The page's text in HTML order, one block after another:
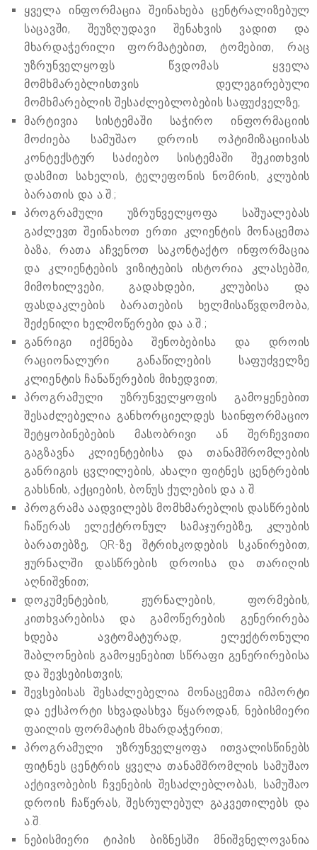
ყველა ინფორმაცია შეინახება ცენტრალიზებულ
საცავში, შეუზღუდავი შენახვის ვადით და
მხარდაჭერილი ფორმატებით, ტომებით, რაც
უზრუნველყოფს წვდომას ყველა
მომხმარებლისთვის დელეგირებული
მომხმარებლის შესაძლებლობების საფუძველზე;
მარტივია სისტემაში საჭირო ინფორმაციის
მოძიება სამუშაო დროის ოპტიმიზაციისას
კონტექსტურ საძიებო სისტემაში შეკითხვის
დასმით სახელის, ტელეფონის ნომრის, კლუბის
ბარათის და ა.შ.;
პროგრამული უზრუნველყოფა საშუალებას
გაძლევთ შეინახოთ ერთი კლიენტის მონაცემთა
ბაზა, რათა აჩვენოთ საკონტაქტო ინფორმაცია
და კლიენტების ვიზიტების ისტორია კლასებში,
მიმოხილვები, გადახდები, კლუბისა და
ფასდაკლების ბარათების ხელმისაწვდომობა,
შეძენილი ხელმოწერები და ა.შ.;
განრიგი იქმნება შენობებისა და დროის
რაციონალური განაწილების საფუძველზე
კლიენტის ჩანაწერების მიხედვით;
პროგრამული უზრუნველყოფის გამოყენებით
შესაძლებელია განხორციელდეს საინფორმაციო
შეტყობინებების მასობრივი ან შერჩევითი
გაგზავნა კლიენტებისა და თანამშრომლების
განრიგის ცვლილების, ახალი ფიტნეს ცენტრების
გახსნის, აქციების, ბონუს ქულების და ა.შ.
პროგრამა აადვილებს მომხმარებლის დასწრების
ჩაწერას ელექტრონულ სამაჯურებზე, კლუბის
ბარათებზე, QR-ზე შტრიხკოდების სკანირებით,
ჟურნალში დასწრების დროისა და თარიღის
აღნიშვნით;
დოკუმენტების, ჟურნალების, ფორმების,
კითხვარებისა და გამოწერების გენერირება
ხდება ავტომატურად, ელექტრონული
შაბლონების გამოყენებით სწრაფი გენერირებისა
და შევსებისთვის;
შევსებისას შესაძლებელია მონაცემთა იმპორტი
და ექსპორტი სხვადასხვა წყაროდან, ნებისმიერი
ფაილის ფორმატის მხარდაჭერით;
პროგრამული უზრუნველყოფა ითვალისწინებს
ფიტნეს ცენტრის ყველა თანამშრომლის სამუშაო
აქტივობების ჩვენების შესაძლებლობას, სამუშაო
დროის ჩაწერას, შესრულებულ გაკვეთილებს და
ა.შ.
ნებისმიერი ტიპის ბიზნესში მნიშვნელოვანია